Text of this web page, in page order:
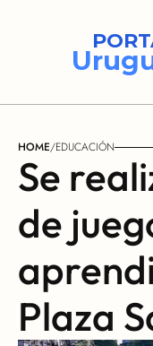
HOME/EDUCACIÓN
Se
de
Plaza